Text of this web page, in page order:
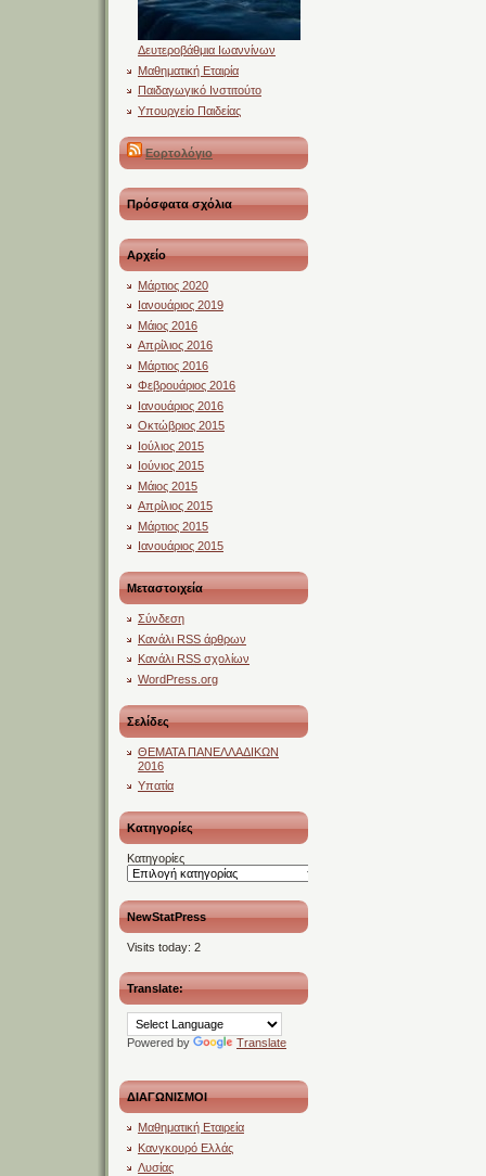
Δευτεροβάθμια Ιωαννίνων
Μαθηματική Εταιρία
Παιδαγωγικό Ινστιτούτο
Υπουργείο Παιδείας
Εορτολόγιο
Πρόσφατα σχόλια
Αρχείο
Μάρτιος 2020
Ιανουάριος 2019
Μάιος 2016
Απρίλιος 2016
Μάρτιος 2016
Φεβρουάριος 2016
Ιανουάριος 2016
Οκτώβριος 2015
Ιούλιος 2015
Ιούνιος 2015
Μάιος 2015
Απρίλιος 2015
Μάρτιος 2015
Ιανουάριος 2015
Μεταστοιχεία
Σύνδεση
Κανάλι RSS άρθρων
Κανάλι RSS σχολίων
WordPress.org
Σελίδες
ΘΕΜΑΤΑ ΠΑΝΕΛΛΑΔΙΚΩΝ
2016
Υπατία
Kατηγορίες
Kατηγορίες
NewStatPress
Visits today: 2
Translate:
Powered by Translate
ΔΙΑΓΩΝΙΣΜΟΙ
Μαθηματική Εταιρεία
Κανγκουρό Ελλάς
Λυσίας